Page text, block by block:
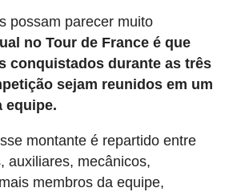
possam parecer muito
no Tour de France é que
conquistados durante as três
sejam reunidos em um
equipe.
montante é repartido entre
auxiliares, mecânicos,
membros da equipe,